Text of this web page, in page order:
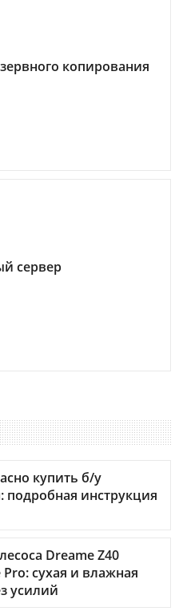
копирования
сервер
купить б/у
подробная инструкция
Dreame Z40
Pro: сухая и влажная
усилий